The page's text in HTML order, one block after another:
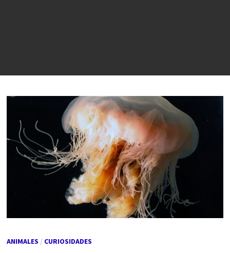
ANIMALES / CURIOSIDADES